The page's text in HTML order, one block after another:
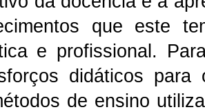
que este
e profissional.
didáticos
de ensino